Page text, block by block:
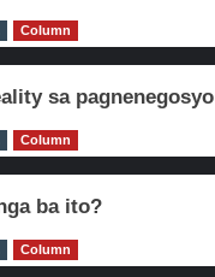
Column
sa pagnenegosyo
Column
ba ito?
Column